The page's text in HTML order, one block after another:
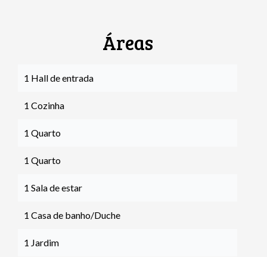
Áreas
1 Hall de entrada
1 Cozinha
1 Quarto
1 Quarto
1 Sala de estar
1 Casa de banho/Duche
1 Jardim